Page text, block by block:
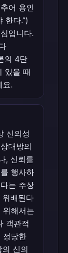
어 용인
한다.”)
입니다.
의 4단
있을 때
요.
신의성
대방의
, 신뢰를
행사하
는 추상
위배된다
위해서는
객관적
정당한
신의